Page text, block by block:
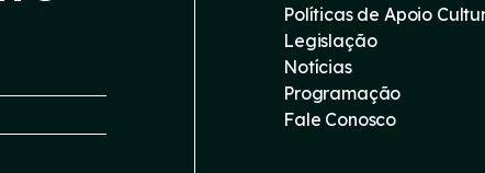
Políticas de Apoio
Legislação
Notícias
Programação
Fale Conosco